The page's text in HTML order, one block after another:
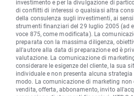
investimento e per la divulgazione di
di conflitti di interessi o qualsiasi altra
della consulenza sugli investimenti, ai
strumenti finanziari del 29 luglio 2005 (ad
voce 875, come modificata). La
preparata con la massima diligenza,
all'autore alla data di preparazione ed è
valutazione. La comunicazione di
considerare le esigenze del cliente, la sua
individuale e non presenta alcuna
modo. La comunicazione di marketing
vendita, offerta, abbonamento, invito